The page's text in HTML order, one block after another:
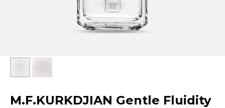
M.F.KURKDJIAN Gentle Fluidity